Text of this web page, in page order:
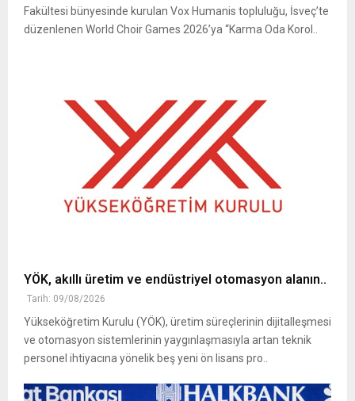
Fakültesi bünyesinde kurulan Vox Humanis topluluğu, İsveç’te
düzenlenen World Choir Games 2026’ya “Karma Oda Korol..
YÖK, akıllı üretim ve endüstriyel otomasyon alanın..
Tarih: 09/08/2026
Yükseköğretim Kurulu (YÖK), üretim süreçlerinin dijitalleşmesi
ve otomasyon sistemlerinin yaygınlaşmasıyla artan teknik
personel ihtiyacına yönelik beş yeni ön lisans pro..